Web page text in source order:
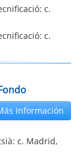
c.
c.
Información
c. Madrid,